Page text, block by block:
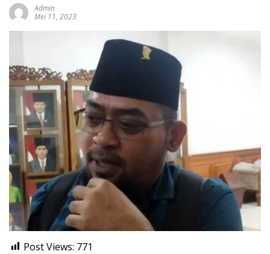
Admin
Mei 11, 2023
Post Views: 771